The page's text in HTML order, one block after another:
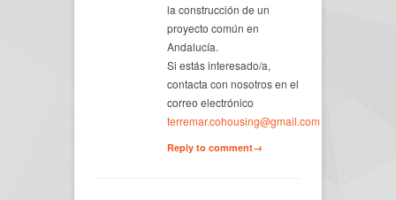
la construcción de un
proyecto común en
Andalucía.
Si estás interesado/a,
contacta con nosotros en el
correo electrónico
terremar.cohousing@gmail.com
Reply to comment→